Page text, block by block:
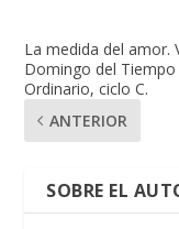
La medida del amor.
Domingo del Tiempo
Ordinario, ciclo C.
ANTERIOR
SOBRE EL